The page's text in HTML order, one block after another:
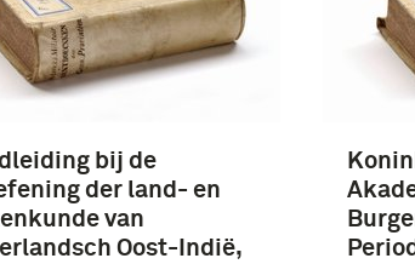
bij de
der land- en
van
Oost-Indië,